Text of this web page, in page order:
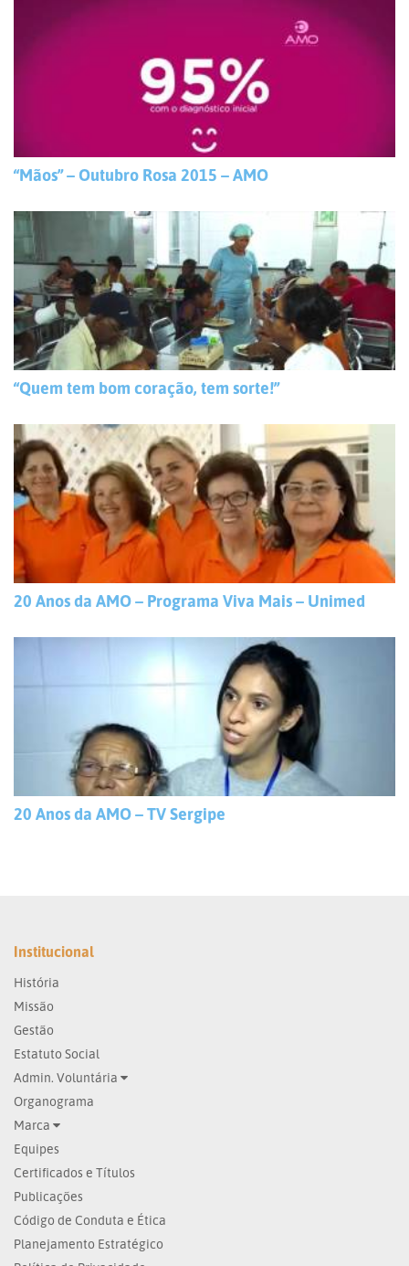
“Mãos” – Outubro Rosa 2015 – AMO
“Quem tem bom coração, tem sorte!”
20 Anos da AMO – Programa Viva Mais – Unimed
20 Anos da AMO – TV Sergipe
Institucional
História
Missão
Gestão
Estatuto Social
Admin. Voluntária
Organograma
Marca
Equipes
Certificados e Títulos
Publicações
Código de Conduta e Ética
Planejamento Estratégico